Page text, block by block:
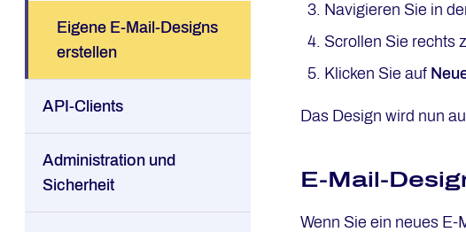
Eigene E-Mail-Designs
erstellen
API-Clients
Administration und
Sicherheit
Navigieren Sie in
Scrollen Sie rechts
Klicken Sie auf
Das Design wird nun
E-Mail-
Wenn Sie ein neues